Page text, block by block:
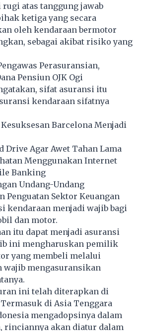
atas tanggung jawab
ketiga yang secara
oleh kendaraan bermotor
sebagai akibat risiko yang
Perasuransian,
Pensiun OJK Ogi
sifat asuransi itu
kendaraan sifatnya
Barcelona Menjadi
Drive Agar Awet Tahan Lama
Menggunakan Internet
Banking
Undang-Undang
Penguatan Sektor Keuangan
kendaraan menjadi wajib bagi
dan motor.
itu dapat menjadi asuransi
ini mengharuskan pemilik
yang membeli melalui
wajib mengasuransikan
ini telah diterapkan di
di Asia Tenggara
mengadopsinya dalam
rinciannya akan diatur dalam